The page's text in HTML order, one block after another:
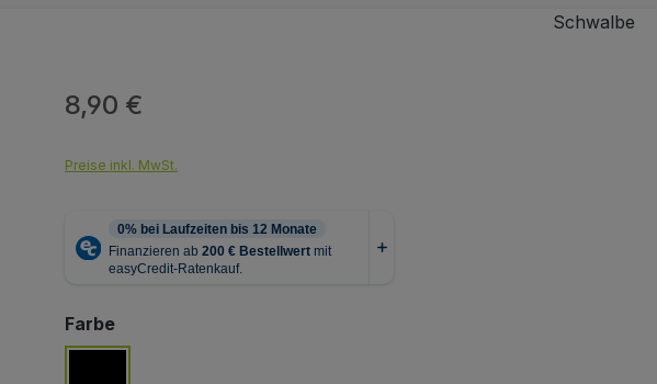
Schwalbe
Regulärer Preis:
8,90 €
Preise inkl. MwSt.
Farbeauswählen